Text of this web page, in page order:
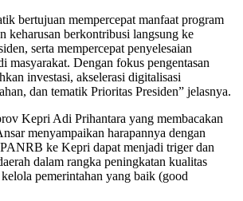
bertujuan mempercepat manfaat program
keharusan berkontribusi langsung ke
serta mempercepat penyelesaian
masyarakat. Dengan fokus pengentasan
investasi, akselerasi digitalisasi
dan tematik Prioritas Presiden” jelasnya.
Kepri Adi Prihantara yang membacakan
menyampaikan harapannya dengan
ke Kepri dapat menjadi triger dan
dalam rangka peningkatan kualitas
pemerintahan yang baik (good